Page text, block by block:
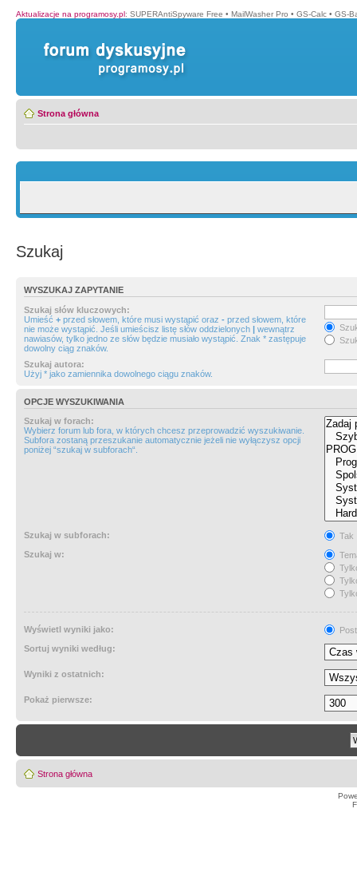
Aktualizacje na programosy.pl: SUPERAntiSpyware Free • MailWasher Pro • GS-Calc • GS-
Strona główna
Szukaj
WYSZUKAJ ZAPYTANIE
Szukaj słów kluczowych:
Umieść + przed słowem, które musi wystąpić oraz - przed słowem, które
nie może wystąpić. Jeśli umieścisz listę słów oddzielonych | wewnątrz
nawiasów, tylko jedno ze słów będzie musiało wystąpić. Znak * zastępuje
dowolny ciąg znaków.
Szukaj autora:
Użyj * jako zamiennika dowolnego ciągu znaków.
OPCJE WYSZUKIWANIA
Szukaj w forach:
Wybierz forum lub fora, w których chcesz przeprowadzić wyszukiwanie.
Subfora zostaną przeszukanie automatycznie jeżeli nie wyłączysz opcji
poniżej “szukaj w subforach“.
Szukaj w subforach:
Tak
Szukaj w:
Wyświetl wyniki jako:
Sortuj wyniki według:
Wyniki z ostatnich:
Pokaż pierwsze:
Strona główna